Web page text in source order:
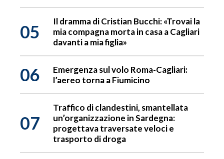
05
Il dramma di Cristian Bucchi: «Trovai la
mia compagna morta in casa a Cagliari
davanti a mia figlia»
06
Emergenza sul volo Roma-Cagliari:
l’aereo torna a Fiumicino
07
Traffico di clandestini, smantellata
un’organizzazione in Sardegna:
progettava traversate veloci e
trasporto di droga